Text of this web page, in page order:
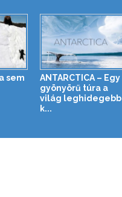
sem
ANTARCTICA – Egy
gyönyörű túra a
világ leghidegebb
k...